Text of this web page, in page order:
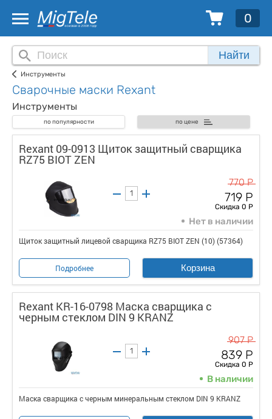
0
Найти
Инструменты
Сварочные маски Rexant
Инструменты
по популярности по цене
Rexant 09-0913 Щиток защитный сварщика
RZ75 BIOT ZEN
770 Р
719 Р
Скидка 0 Р
Нет в наличии
Щиток защитный лицевой сварщика RZ75 BIOT ZEN (10) (57364)
Подробнее Корзина
Rexant KR-16-0798 Маска сварщика с
черным стеклом DIN 9 KRANZ
907 Р
839 Р
Скидка 0 Р
В наличии
Маска сварщика с черным минеральным стеклом DIN 9 KRANZ